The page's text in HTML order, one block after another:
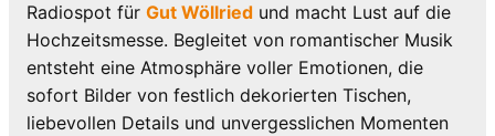
Radiospot für Gut Wöllried und macht Lust auf die
Hochzeitsmesse. Begleitet von romantischer Musik
entsteht eine Atmosphäre voller Emotionen, die
sofort Bilder von festlich dekorierten Tischen,
liebevollen Details und unvergesslichen Momenten